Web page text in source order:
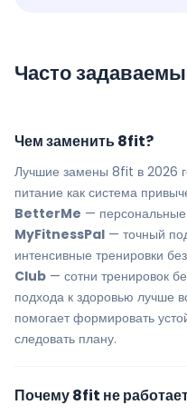
Часто
Чем заменить 8fit?
Лучшие замены 8fit в 2026
питание как система
BetterMe —
MyFitnessPal — точный
интенсивные тренировки
Club — сотни тренировок
подхода к здоровью лучше
помогает формировать
следовать плану.
Почему 8fit не